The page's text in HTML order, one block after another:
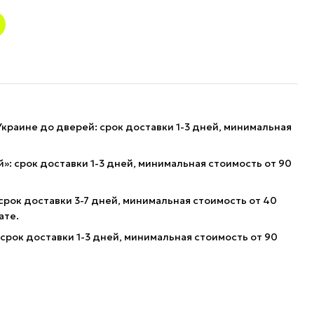
до дверей: срок доставки 1-3 дней, минимальная
срок доставки 1-3 дней, минимальная стоимость от 90
доставки 3-7 дней, минимальная стоимость от 40
доставки 1-3 дней, минимальная стоимость от 90